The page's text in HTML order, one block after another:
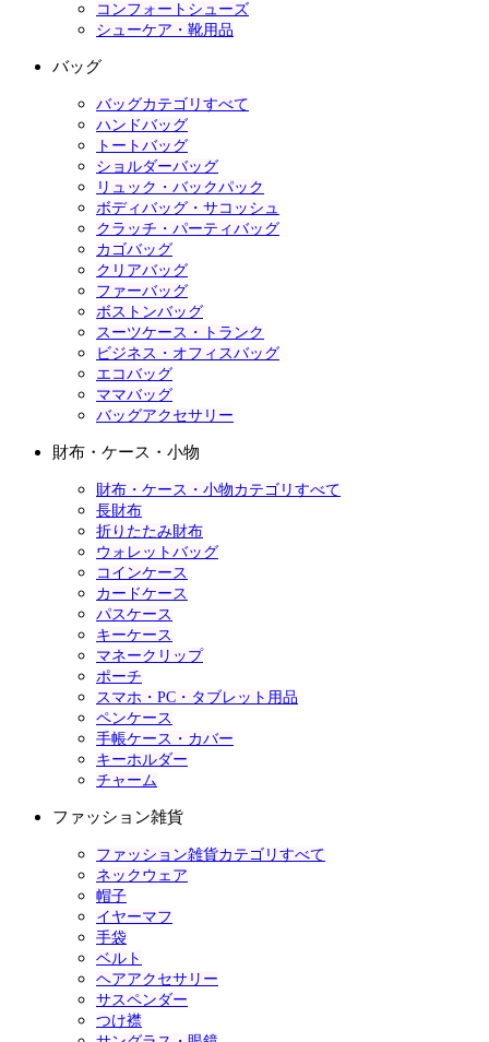
コンフォートシューズ
シューケア・靴用品
バッグ
バッグカテゴリすべて
ハンドバッグ
トートバッグ
ショルダーバッグ
リュック・バックパック
ボディバッグ・サコッシュ
クラッチ・パーティバッグ
カゴバッグ
クリアバッグ
ファーバッグ
ボストンバッグ
スーツケース・トランク
ビジネス・オフィスバッグ
エコバッグ
ママバッグ
バッグアクセサリー
財布・ケース・小物
財布・ケース・小物カテゴリすべて
長財布
折りたたみ財布
ウォレットバッグ
コインケース
カードケース
パスケース
キーケース
マネークリップ
ポーチ
スマホ・PC・タブレット用品
ペンケース
手帳ケース・カバー
キーホルダー
チャーム
ファッション雑貨
ファッション雑貨カテゴリすべて
ネックウェア
帽子
イヤーマフ
手袋
ベルト
ヘアアクセサリー
サスペンダー
つけ襟